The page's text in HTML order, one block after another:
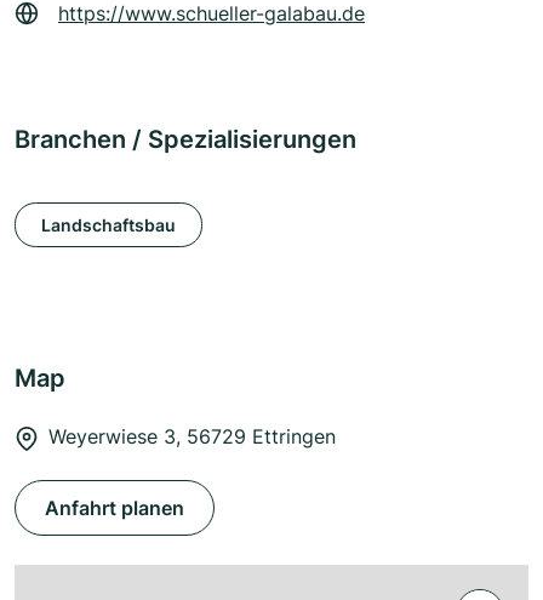
https://www.schueller-galabau.de
Branchen / Spezialisierungen
Landschaftsbau
Map
Weyerwiese 3, 56729 Ettringen
Anfahrt planen